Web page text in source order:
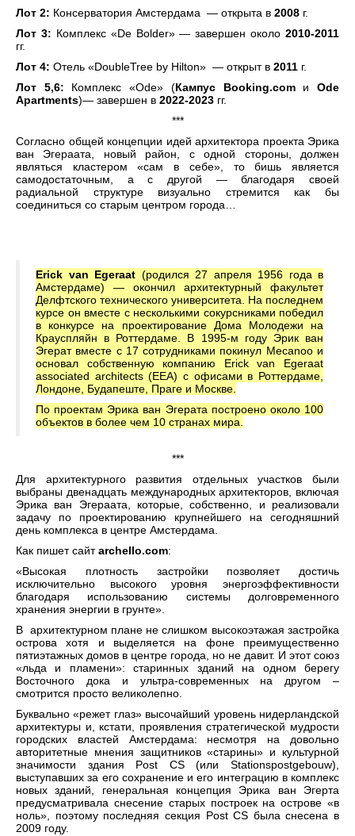
Лот 2: Консерватория Амстердама — открыта в 2008 г.
Лот 3: Комплекс «De Bolder» — завершен около 2010-2011
гг.
Лот 4: Отель «DoubleTree by Hilton» — открыт в 2011 г.
Лот 5,6: Комплекс «Ode» (Кампус Booking.comиOde
Apartments)— завершен в 2022-2023 гг.
***
Согласно общей концепции идей архитектора проекта Эрика
ван Эгераата, новый район, с одной стороны, должен
являться кластером «сам в себе», то бишь является
самодостаточным, а с другой — благодаря своей
радиальной структуре визуально стремится как бы
соединиться со старым центром города…
Erick van Egeraat (родился 27 апреля 1956 года в
Амстердаме) — окончил архитектурный факультет
Делфтского технического университета. На последнем
курсе он вместе с несколькими сокурсниками победил
в конкурсе на проектирование Дома Молодежи на
Крауспляйн в Роттердаме. В 1995-м году Эрик ван
Эгерат вместе с 17 сотрудниками покинул Mecanoo и
основал собственную компанию Erick van Egeraat
associated architects (EEA) с офисами в Роттердаме,
Лондоне, Будапеште, Праге и Москве.
По проектам Эрика ван Эгерата построено около 100
объектов в более чем 10 странах мира.
***
Для архитектурного развития отдельных участков были
выбраны двенадцать международных архитекторов, включая
Эрика ван Эгераата, которые, собственно, и реализовали
задачу по проектированию крупнейшего на сегодняшний
день комплекса в центре Амстердама.
Как пишет сайтarchello.com:
«Высокая плотность застройки позволяет достичь
исключительно высокого уровня энергоэффективности
благодаря использованию системы долговременного
хранения энергии в грунте».
В архитектурном плане не слишком высокоэтажая застройка
острова хотя и выделяется на фоне преимущественно
пятиэтажных домов в центре города, но не давит. И этот союз
«льда и пламени»: старинных зданий на одном берегу
Восточного дока и ультра-современных на другом –
смотрится просто великолепно.
Буквально «режет глаз» высочайший уровень нидерландской
архитектуры и, кстати, проявления стратегической мудрости
городских властей Амстердама: несмотря на довольно
авторитетные мнения защитников «старины» и культурной
значимости здания Post CS (или Stationspostgebouw),
выступавших за его сохранение и его интеграцию в комплекс
новых зданий, генеральная концепция Эрика ван Эгерта
предусматривала снесение старых построек на острове «в
ноль», поэтому последняя секция Post CS была снесена в
2009 году.